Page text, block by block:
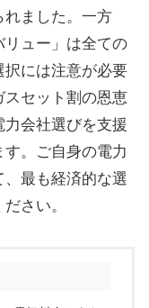
れました。一方
リュー」は全ての
には注意が必要
スセット割の恩恵
力会社選びを支援
。ご自身の電力
最も経済的な選
さい。